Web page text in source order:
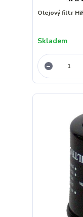
Olejový filtr
Skladem